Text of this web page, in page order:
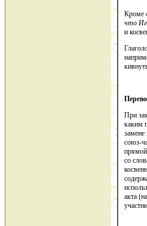
Кроме
что
и
При
каким
замене
союз-
прямой
со
акта